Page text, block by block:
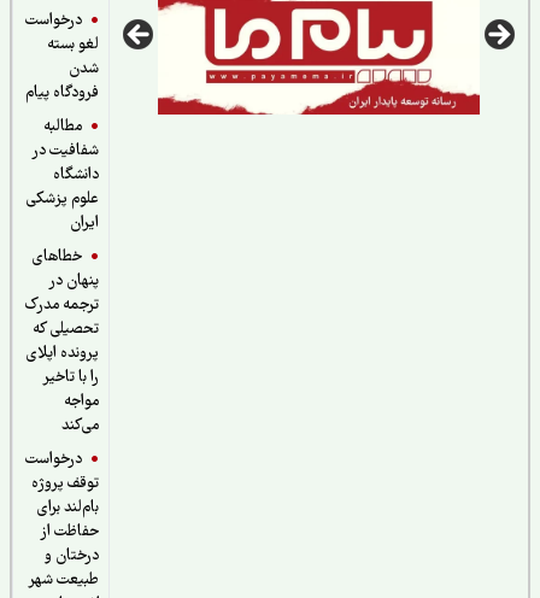
درخواست
لغو بسته
فرودگاه پیام
مطالبه
شفافیت در
دانشگاه
علوم پزشکی
خطاهای
پنهان در
ترجمه مدرک
تحصیلی که
پرونده اپلای
را با تاخیر
درخواست
توقف پروژه
بام‌لند برای
حفاظت از
درختان و
طبیعت شهر